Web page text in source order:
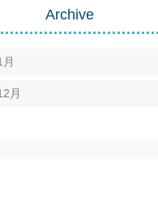
Archive
月